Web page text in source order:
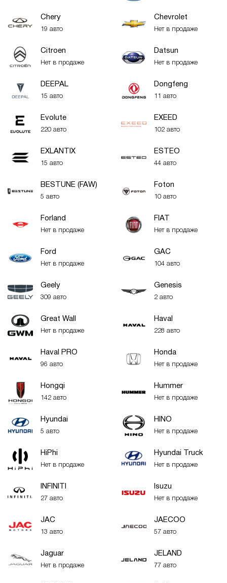
Chery
19 авто
Chevrolet
Нет в продаже
Citroen
Нет в продаже
Datsun
Нет в продаже
DEEPAL
15 авто
Dongfeng
11 авто
Evolute
220 авто
EXEED
102 авто
EXLANTIX
15 авто
ESTEO
44 авто
BESTUNE (FAW)
5 авто
Foton
10 авто
Forland
Нет в продаже
FIAT
Нет в продаже
Ford
Нет в продаже
GAC
104 авто
Geely
309 авто
Genesis
2 авто
Great Wall
Нет в продаже
Haval
228 авто
Haval PRO
96 авто
Honda
Нет в продаже
Hongqi
142 авто
Hummer
Нет в продаже
Hyundai
5 авто
HINO
Нет в продаже
HiPhi
Нет в продаже
Hyundai Truck
Нет в продаже
INFINITI
27 авто
Isuzu
Нет в продаже
JAC
13 авто
JAECOO
57 авто
Jaguar
Нет в продаже
JELAND
77 авто